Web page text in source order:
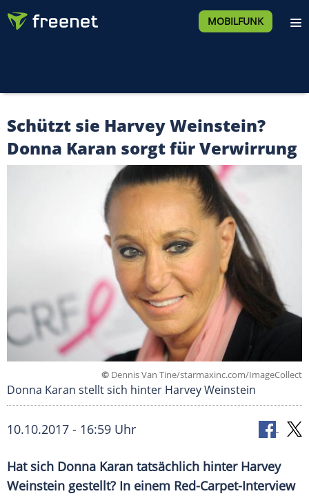
MOBILFUNK
Schützt sie Harvey Weinstein?
Donna Karan sorgt für Verwirrung
© Dennis Van Tine/starmaxinc.com/ImageCollect
Donna Karan stellt sich hinter Harvey Weinstein
10.10.2017 - 16:59 Uhr
Hat sich Donna Karan tatsächlich hinter Harvey
Weinstein gestellt? In einem Red-Carpet-Interview